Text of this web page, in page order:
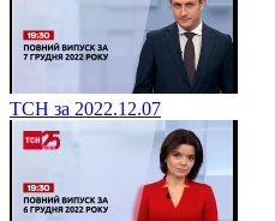
ТСН за 2022.12.07